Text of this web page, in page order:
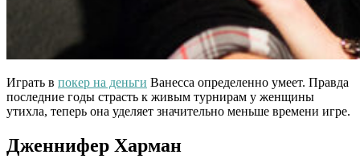
Играть в покер на деньги Ванесса определенно умеет. Правда
последние годы страсть к живым турнирам у женщины
утихла, теперь она уделяет значительно меньше времени игре.
Дженнифер Харман